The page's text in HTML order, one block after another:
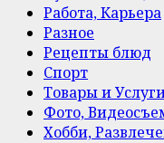
Работа, Карьера
Разное
Рецепты блюд
Спорт
Товары и
Фото,
Хобби,